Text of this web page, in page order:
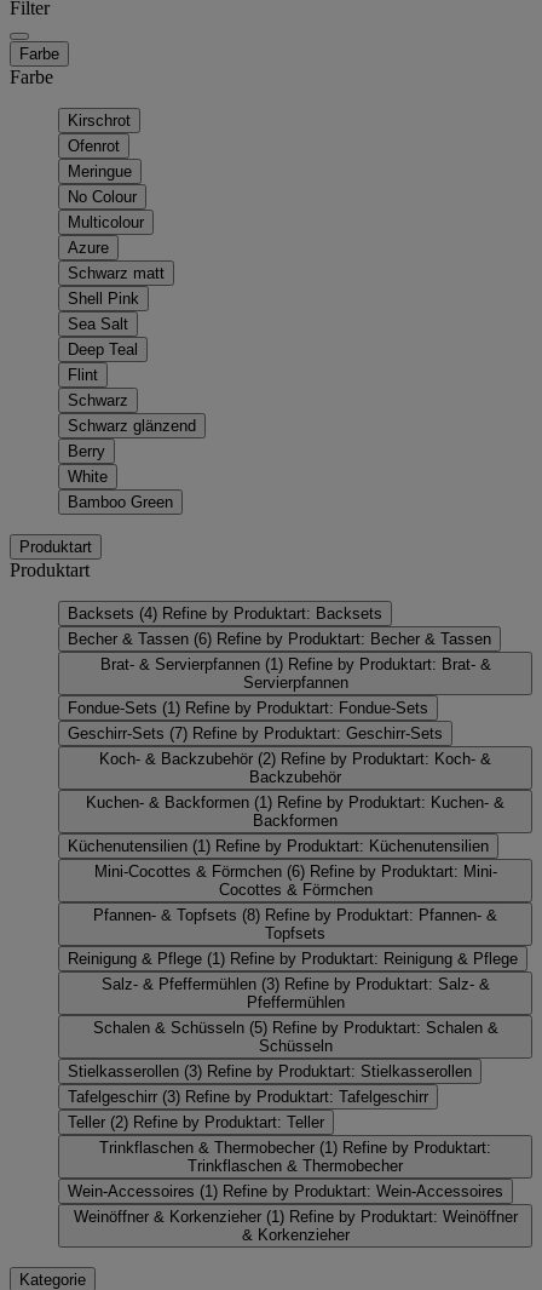
Filter
Farbe
Farbe
Kirschrot
Ofenrot
Meringue
No Colour
Multicolour
Azure
Schwarz matt
Shell Pink
Sea Salt
Deep Teal
Flint
Schwarz
Schwarz glänzend
Berry
White
Bamboo Green
Produktart
Produktart
Backsets (4) Refine by Produktart: Backsets
Becher & Tassen (6) Refine by Produktart: Becher & Tassen
Brat- & Servierpfannen (1) Refine by Produktart: Brat- &
Servierpfannen
Fondue-Sets (1) Refine by Produktart: Fondue-Sets
Geschirr-Sets (7) Refine by Produktart: Geschirr-Sets
Koch- & Backzubehör (2) Refine by Produktart: Koch- &
Backzubehör
Kuchen- & Backformen (1) Refine by Produktart: Kuchen- &
Backformen
Küchenutensilien (1) Refine by Produktart: Küchenutensilien
Mini-Cocottes & Förmchen (6) Refine by Produktart: Mini-
Cocottes & Förmchen
Pfannen- & Topfsets (8) Refine by Produktart: Pfannen- &
Topfsets
Reinigung & Pflege (1) Refine by Produktart: Reinigung & Pflege
Salz- & Pfeffermühlen (3) Refine by Produktart: Salz- &
Pfeffermühlen
Schalen & Schüsseln (5) Refine by Produktart: Schalen &
Schüsseln
Stielkasserollen (3) Refine by Produktart: Stielkasserollen
Tafelgeschirr (3) Refine by Produktart: Tafelgeschirr
Teller (2) Refine by Produktart: Teller
Trinkflaschen & Thermobecher (1) Refine by Produktart:
Trinkflaschen & Thermobecher
Wein-Accessoires (1) Refine by Produktart: Wein-Accessoires
Weinöffner & Korkenzieher (1) Refine by Produktart: Weinöffner
& Korkenzieher
Kategorie